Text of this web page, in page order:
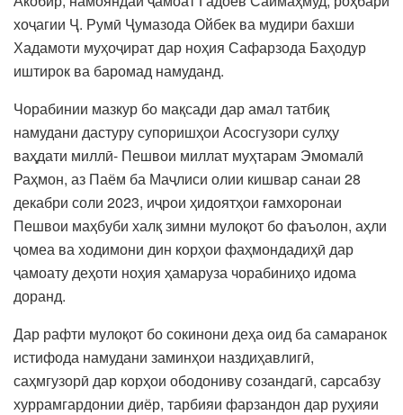
хоҷагии Ҷ. Румӣ Ҷумазода Ойбек ва мудири бахши
Хадамоти муҳоҷират дар ноҳия Сафарзода Баҳодур
иштирок ва баромад намуданд.
Чорабинии мазкур бо мақсади дар амал татбиқ
намудани дастуру супоришҳои Асосгузори сулҳу
ваҳдати миллӣ- Пешвои миллат муҳтарам Эмомалӣ
Раҳмон, аз Паём ба Маҷлиси олии кишвар санаи 28
декабри соли 2023, иҷрои ҳидоятҳои ғамхоронаи
Пешвои маҳбуби халқ зимни мулоқот бо фаъолон, аҳли
ҷомеа ва ходимони дин корҳои фаҳмондадиҳӣ дар
ҷамоату деҳоти ноҳия ҳамаруза чорабиниҳо идома
доранд.
Дар рафти мулоқот бо сокинони деҳа оид ба самаранок
истифода намудани заминҳои наздиҳавлигӣ,
саҳмгузорӣ дар корҳои ободониву созандагӣ, сарсабзу
хуррамгардонии диёр, тарбияи фарзандон дар руҳияи